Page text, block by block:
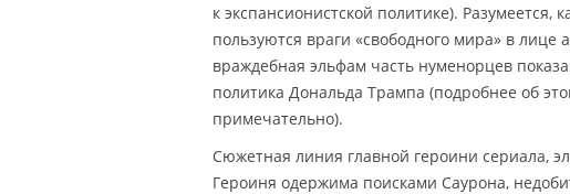
к экспансионистской политике).
пользуются враги «свободного мира» в
враждебная эльфам часть нуменорцев
политика Дональда Трампа (подробнее об
примечательно).
Сюжетная линия главной героини сериала,
Героиня одержима поисками Саурона,